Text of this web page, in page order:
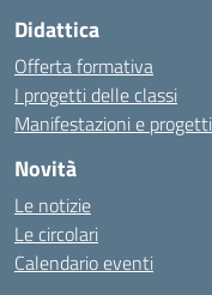
Didattica
Offerta formativa
I progetti delle classi
Manifestazioni e progetti
Novità
Le notizie
Le circolari
Calendario eventi